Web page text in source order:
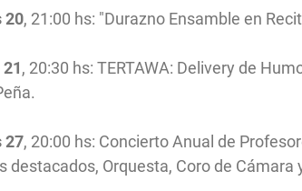
20, 21:00 hs: "Durazno Ensamble en
, 20:30 hs: TERTAWA: Delivery de
27, 20:00 hs: Concierto Anual de
destacados, Orquesta, Coro de Cámara